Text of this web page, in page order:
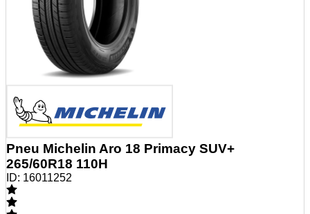
Pneu Michelin Aro 18 Primacy SUV+
265/60R18 110H
ID: 16011252